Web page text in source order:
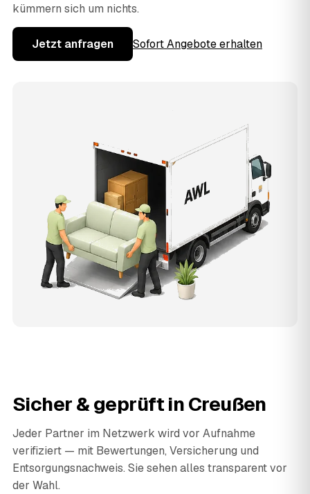
kümmern sich um nichts.
Jetzt anfragen Sofort Angebote erhalten
Sicher & geprüft inCreußen
Jeder Partner im Netzwerk wird vor Aufnahme
verifiziert — mit Bewertungen, Versicherung und
Entsorgungsnachweis. Sie sehen alles transparent vor
der Wahl.